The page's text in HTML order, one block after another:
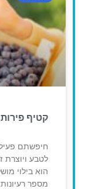
קטיף
חיפשתם
לטבע ויוצרת
הוא בילוי
מספר